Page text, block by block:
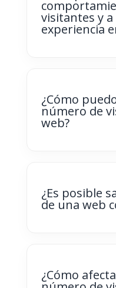
visitantes y
experiencia
¿Cómo
número de
web?
¿Es posible
de una web
¿Cómo